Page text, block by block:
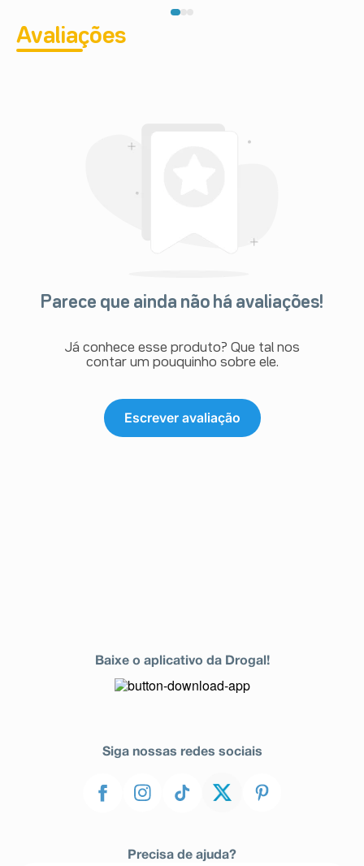
Avaliações
Parece que ainda não há avaliações!
Já conhece esse produto? Que tal nos
contar um pouquinho sobre ele.
Escrever avaliação
Baixe o aplicativo da Drogal!
Siga nossas redes sociais
Precisa de ajuda?